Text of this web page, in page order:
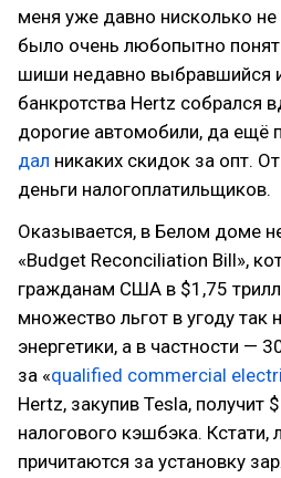
меня уже давно нисколько
было очень любопытно
шиши недавно выбравшийся
банкротства Hertz собрался
дорогие автомобили, да ещё
дал никаких скидок за опт.
деньги налогоплатильщиков.
Оказывается, в Белом доме
«Budget Reconciliation Bill»,
гражданам США в $1,75
множество льгот в угоду так
энергетики, а в частности —
за «qualified commercial
Hertz, закупив Tesla, получит
налогового кэшбэка. Кстати,
причитаются за установку